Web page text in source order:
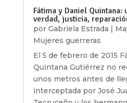
Fátima y Daniel Quintana:
verdad, justicia,
por Gabriela Estrada |
Mujeres guerreras
El 5 de febrero de 2015
Quintana Gutiérrez no
unos metros antes de
interceptada por José